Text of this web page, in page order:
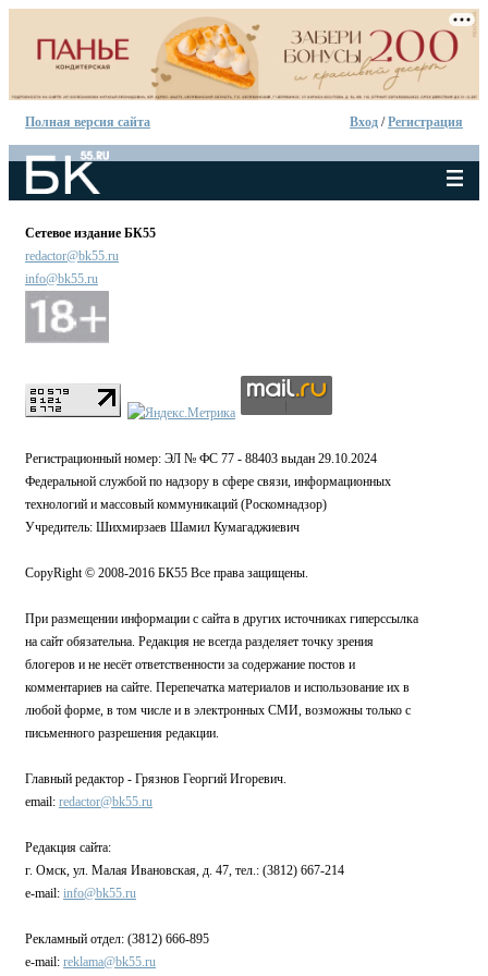
Полная версия сайта Вход /Регистрация
Сетевое издание БК55
redactor@bk55.ru
info@bk55.ru
Регистрационный номер: ЭЛ № ФС 77 - 88403 выдан 29.10.2024
Федеральной службой по надзору в сфере связи, информационных
технологий и массовый коммуникаций (Роскомнадзор)
Учредитель: Шихмирзаев Шамил Кумагаджиевич
CopyRight © 2008-2016 БК55 Все права защищены.
При размещении информации с сайта в других источниках гиперссылка
на сайт обязательна. Редакция не всегда разделяет точку зрения
блогеров и не несёт ответственности за содержание постов и
комментариев на сайте. Перепечатка материалов и использование их в
любой форме, в том числе и в электронных СМИ, возможны только с
письменного разрешения редакции.
Главный редактор - Грязнов Георгий Игоревич.
email: redactor@bk55.ru
Редакция сайта:
г. Омск, ул. Малая Ивановская, д. 47, тел.: (3812) 667-214
e-mail: info@bk55.ru
Рекламный отдел: (3812) 666-895
e-mail: reklama@bk55.ru